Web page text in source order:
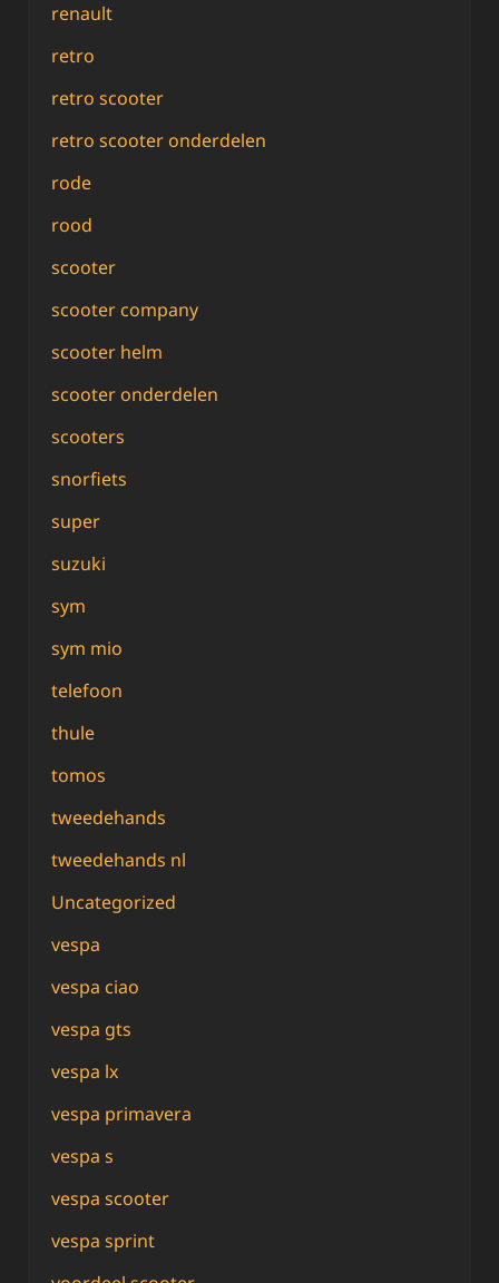
renault
retro
retro scooter
retro scooter onderdelen
rode
rood
scooter
scooter company
scooter helm
scooter onderdelen
scooters
snorfiets
super
suzuki
sym
sym mio
telefoon
thule
tomos
tweedehands
tweedehands nl
Uncategorized
vespa
vespa ciao
vespa gts
vespa lx
vespa primavera
vespa s
vespa scooter
vespa sprint